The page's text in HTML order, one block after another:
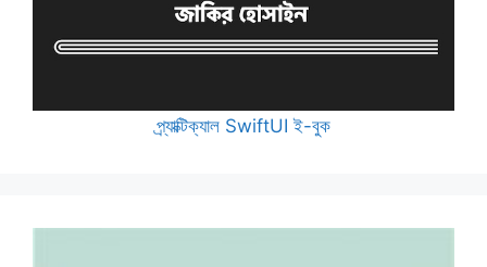
প্র্যাক্টিক্যাল SwiftUI ই-বুক